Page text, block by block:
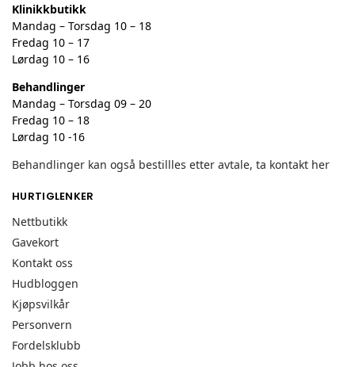
Klinikkbutikk
Mandag – Torsdag 10 – 18
Fredag 10 – 17
Lørdag 10 – 16
Behandlinger
Mandag – Torsdag 09 – 20
Fredag 10 – 18
Lørdag 10 -16
Behandlinger kan også bestillles etter avtale, ta kontakt her
HURTIGLENKER
Nettbutikk
Gavekort
Kontakt oss
Hudbloggen
Kjøpsvilkår
Personvern
Fordelsklubb